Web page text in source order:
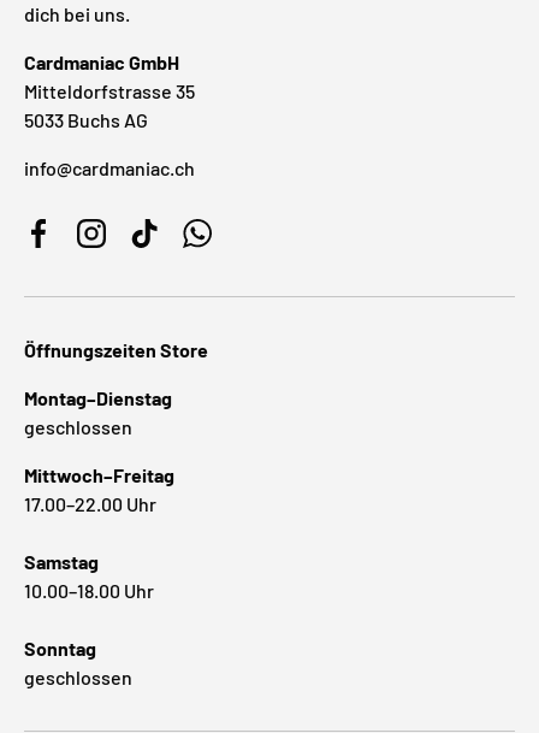
dich bei uns.
Cardmaniac GmbH
Mitteldorfstrasse 35
5033 Buchs AG
info@cardmaniac.ch
FacebookInstagramTikTokWhatsApp
Öffnungszeiten Store
Montag–Dienstag
geschlossen
Mittwoch–Freitag
17.00–22.00 Uhr
Samstag
10.00–18.00 Uhr
Sonntag
geschlossen